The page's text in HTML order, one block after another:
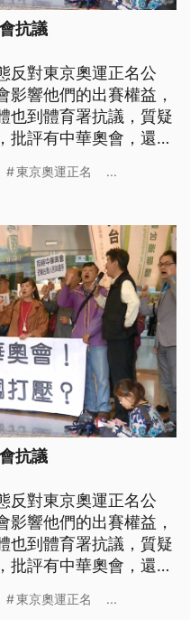
抗議
反對東京奧運正名公
影響他們的出賽權益，
也到體育署抗議，質疑
批評有中華奧會，還需
體帶著旗幟標語，22號
委員會海報，行動小組
來的參
東京奧運正名 ...
抗議
反對東京奧運正名公
影響他們的出賽權益，
也到體育署抗議，質疑
批評有中華奧會，還需
體帶著旗幟標語，22號
東京奧運正名 ...